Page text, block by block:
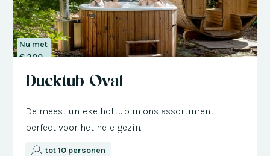
Nu met
€ 300
Ducktub Oval
De meest unieke hottub in ons assortiment:
perfect voor het hele gezin.
tot 10 personen